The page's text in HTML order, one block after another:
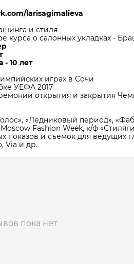
larisagimalieva
и стиля
курса о салонных укладках -
- 10 лет​
играх в Сочи​
УЕФА 2017​
открытия и закрытия
«Ледниковый период»,
Fashion Week, к/ф
показов и съемок​ для ведущих
Via и др.​
пока нет